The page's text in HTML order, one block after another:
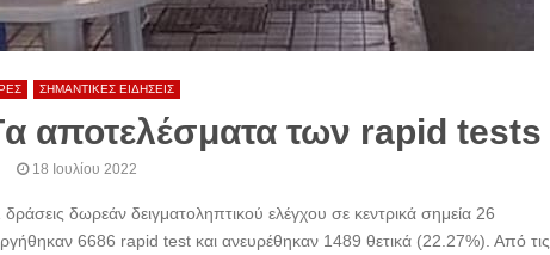
ΣΗΜΑΝΤΙΚΕΣ ΕΙΔΗΣΕΙΣ
αποτελέσματα των rapid tests
18 Ιουλίου 2022
δωρεάν δειγματοληπτικού ελέγχου σε κεντρικά σημεία 26
6686 rapid test και ανευρέθηκαν 1489 θετικά (22.27%). Από τις